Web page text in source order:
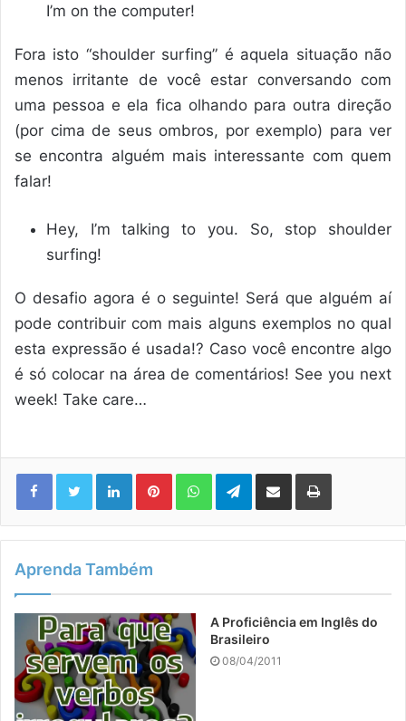
I’m on the computer!
Fora isto “shoulder surfing” é aquela situação não
menos irritante de você estar conversando com
uma pessoa e ela fica olhando para outra direção
(por cima de seus ombros, por exemplo) para ver
se encontra alguém mais interessante com quem
falar!
Hey, I’m talking to you. So, stop shoulder
surfing!
O desafio agora é o seguinte! Será que alguém aí
pode contribuir com mais alguns exemplos no qual
esta expressão é usada!? Caso você encontre algo
é só colocar na área de comentários! See you next
week! Take care…
LinkedinPinterestWhatsAppTelegram
Compartilhar via e-mail Imprimir
Aprenda Também
A Proficiência em Inglês do
Brasileiro
08/04/2011